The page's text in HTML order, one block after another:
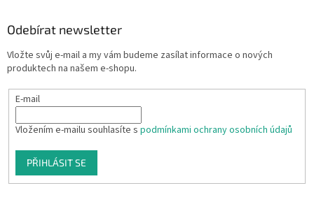
Odebírat newsletter
Vložte svůj e-mail a my vám budeme zasílat informace o nových
produktech na našem e-shopu.
E-mail
Vložením e-mailu souhlasíte s podmínkami ochrany osobních údajů
PŘIHLÁSIT SE